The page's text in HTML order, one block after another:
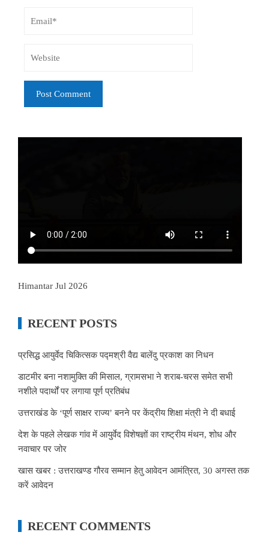
Himantar Jul 2026
RECENT POSTS
प्रसिद्ध आयुर्वेद चिकित्सक पद्मश्री वैद्य बालेंदु प्रकाश का निधन
डाटमीर बना नशामुक्ति की मिसाल, ग्रामसभा ने शराब-चरस समेत सभी
नशीले पदार्थों पर लगाया पूर्ण प्रतिबंध
उत्तराखंड के ‘पूर्ण साक्षर राज्य’ बनने पर केंद्रीय शिक्षा मंत्री ने दी बधाई
देश के पहले लेखक गांव में आयुर्वेद विशेषज्ञों का राष्ट्रीय मंथन, शोध और
नवाचार पर जोर
खास खबर : उत्तराखण्ड गौरव सम्मान हेतु आवेदन आमंत्रित, 30 अगस्त तक
करें आवेदन
RECENT COMMENTS